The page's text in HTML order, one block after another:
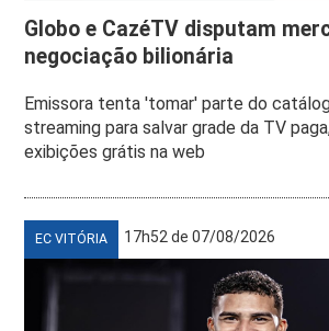
Globo e CazéTV disputam
negociação bilionária
Emissora tenta 'tomar' parte do
streaming para salvar grade da TV
exibições grátis na web
EC VITÓRIA 17h52 de 07/08/2026